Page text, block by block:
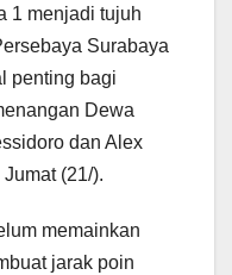
1 menjadi tujuh
Surabaya
penting bagi
Dewa
dan Alex
(21/).
memainkan
jarak poin